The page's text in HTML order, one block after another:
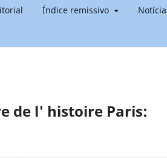
Índice remissivo
de l' histoire Paris: